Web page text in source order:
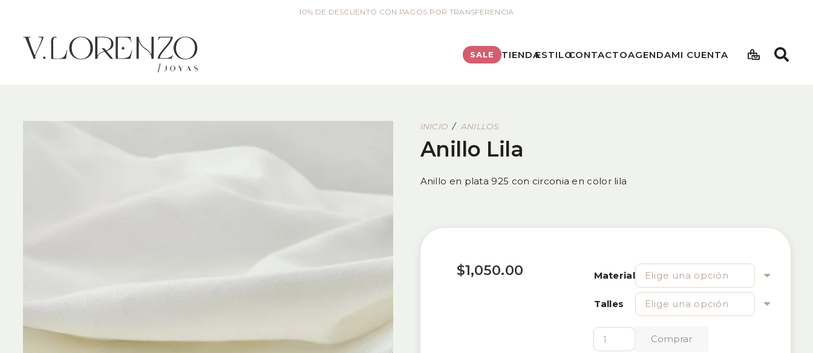
10% DE DESCUENTO CON PAGOS POR TRANSFERENCIA
SALE TIENDAESTILOCONTACTOAGENDAMI CUENTA
INICIO / ANILLOS
Anillo Lila
Anillo en plata 925 con circonia en color lila
$1,050.00 Material
Talles
Anillo
Lila
Comprar